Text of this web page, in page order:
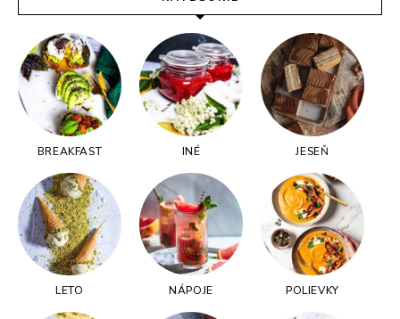
BREAKFAST INÉ JESEŇ
LETO NÁPOJE POLIEVKY